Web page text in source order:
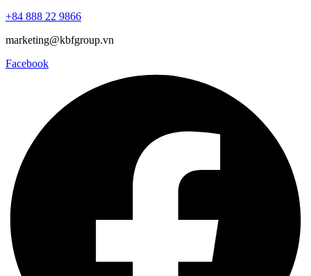
+84 888 22 9866
marketing@kbfgroup.vn
Facebook